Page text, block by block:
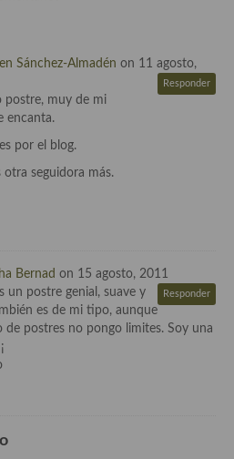
Sánchez-Almadén on 11 agosto,
Responder
postre, muy de mi
encanta.
por el blog.
otra seguidora más.
Bernad on 15 agosto, 2011
Responder
un postre genial, suave y
es de mi tipo, aunque
de postres no pongo limites. Soy una